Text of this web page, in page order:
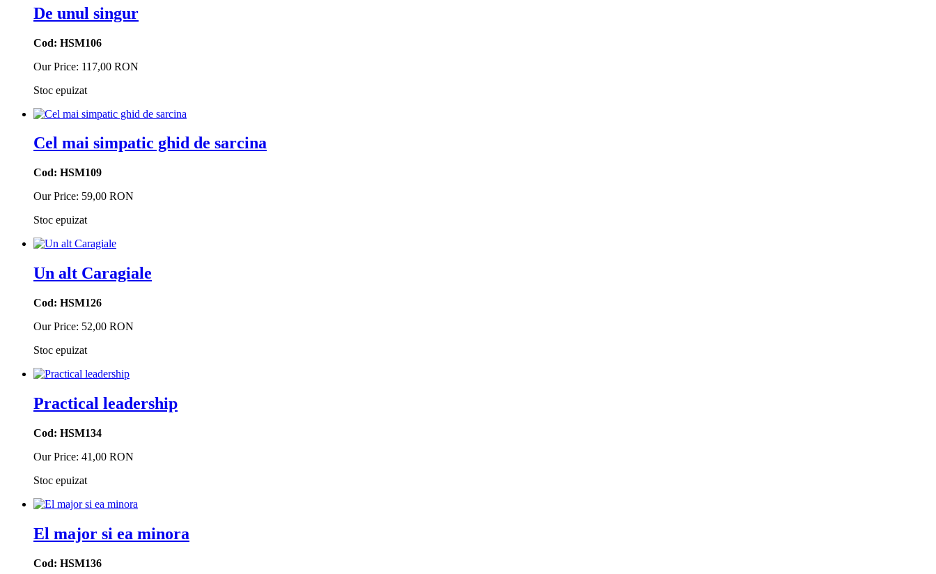
De unul singur
Cod: HSM106
Our Price: 117,00 RON
Stoc epuizat
Cel mai simpatic ghid de sarcina
Cod: HSM109
Our Price: 59,00 RON
Stoc epuizat
Un alt Caragiale
Cod: HSM126
Our Price: 52,00 RON
Stoc epuizat
Practical leadership
Cod: HSM134
Our Price: 41,00 RON
Stoc epuizat
El major si ea minora
Cod: HSM136